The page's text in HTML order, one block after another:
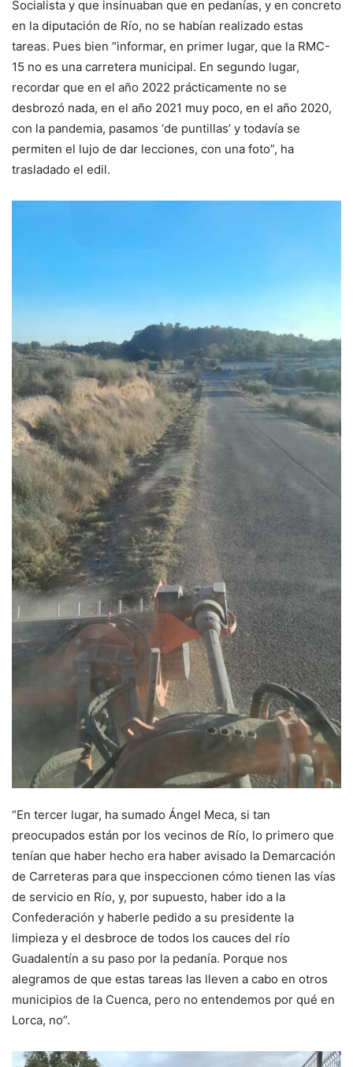
Socialista y que insinuaban que en pedanías, y en concreto
en la diputación de Río, no se habían realizado estas
tareas. Pues bien “informar, en primer lugar, que la RMC-
15 no es una carretera municipal. En segundo lugar,
recordar que en el año 2022 prácticamente no se
desbrozó nada, en el año 2021 muy poco, en el año 2020,
con la pandemia, pasamos ‘de puntillas’ y todavía se
permiten el lujo de dar lecciones, con una foto”, ha
trasladado el edil.
“En tercer lugar, ha sumado Ángel Meca, si tan
preocupados están por los vecinos de Río, lo primero que
tenían que haber hecho era haber avisado la Demarcación
de Carreteras para que inspeccionen cómo tienen las vías
de servicio en Río, y, por supuesto, haber ido a la
Confederación y haberle pedido a su presidente la
limpieza y el desbroce de todos los cauces del río
Guadalentín a su paso por la pedanía. Porque nos
alegramos de que estas tareas las lleven a cabo en otros
municipios de la Cuenca, pero no entendemos por qué en
Lorca, no”.